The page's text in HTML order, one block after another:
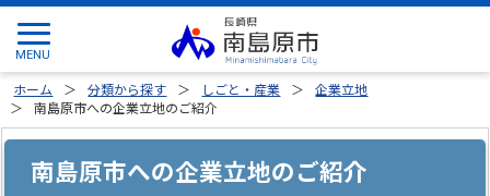
ホーム 分類から探す しごと・産業
企業立地
南島原市への企業立地のご紹介
南島原市への企業立地のご紹介